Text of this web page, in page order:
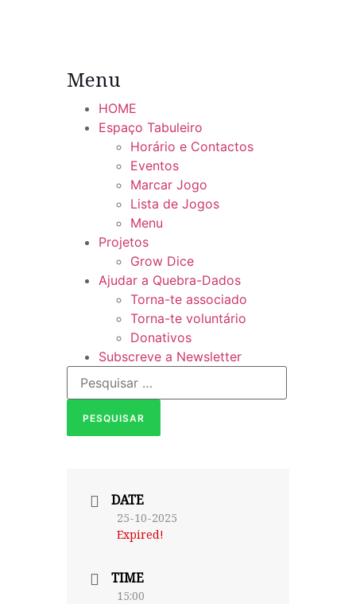
Menu
HOME
Espaço Tabuleiro
Horário e Contactos
Eventos
Marcar Jogo
Lista de Jogos
Menu
Projetos
Grow Dice
Ajudar a Quebra-Dados
Torna-te associado
Torna-te voluntário
Donativos
Subscreve a Newsletter
DATE
25-10-2025
Expired!
TIME
15:00